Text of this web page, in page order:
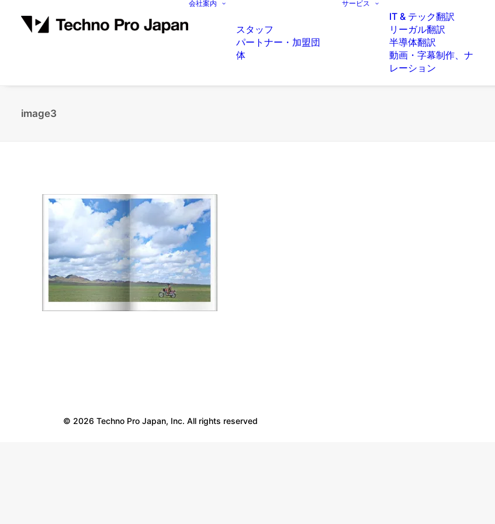
会社案内
スタッフ
パートナー・加盟団
体
サービス
IT & テック翻訳
リーガル翻訳
半導体翻訳
動画・字幕制作、ナ
レーション
image3
© 2026 Techno Pro Japan, Inc. All rights reserved